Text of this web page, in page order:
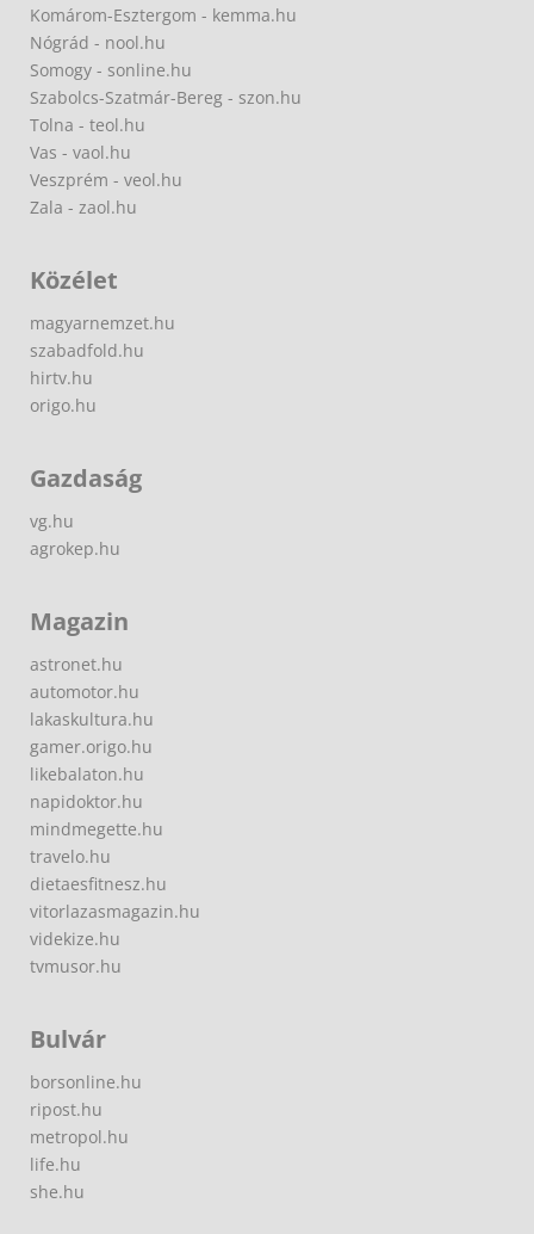
Komárom-Esztergom - kemma.hu
Nógrád - nool.hu
Somogy - sonline.hu
Szabolcs-Szatmár-Bereg - szon.hu
Tolna - teol.hu
Vas - vaol.hu
Veszprém - veol.hu
Zala - zaol.hu
Közélet
magyarnemzet.hu
szabadfold.hu
hirtv.hu
origo.hu
Gazdaság
vg.hu
agrokep.hu
Magazin
astronet.hu
automotor.hu
lakaskultura.hu
gamer.origo.hu
likebalaton.hu
napidoktor.hu
mindmegette.hu
travelo.hu
dietaesfitnesz.hu
vitorlazasmagazin.hu
videkize.hu
tvmusor.hu
Bulvár
borsonline.hu
ripost.hu
metropol.hu
life.hu
she.hu